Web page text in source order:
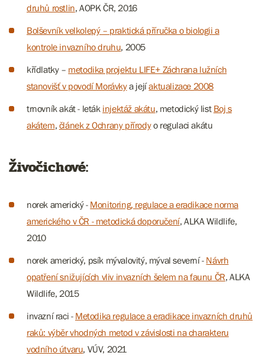
druhů rostlin, AOPK ČR, 2016
Bolševník velkolepý – praktická příručka o biologii a
kontrole invazního druhu, 2005
křídlatky – metodika projektu LIFE+ Záchrana lužních
stanovišť v povodí Morávkya jejíaktualizace 2008
trnovník akát - leták injektáž akátu, metodický list Boj s
akátem, článek z Ochrany přírodyo regulaci akátu
Živočichové:
norek americký - Monitoring, regulace a eradikace norma
amerického v ČR - metodická doporučení, ALKA Wildlife,
2010
norek americký, psík mývalovitý, mýval severní - Návrh
opatření snižujících vliv invazních šelem na faunu ČR, ALKA
Wildlife, 2015
invazní raci - Metodika regulace a eradikace invazních druhů
raků: výběr vhodných metod v závislosti na charakteru
vodního útvaru, VÚV, 2021